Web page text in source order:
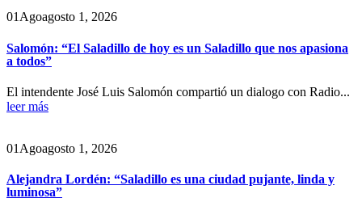
01Agoagosto 1, 2026
Salomón: “El Saladillo de hoy es un Saladillo que nos apasiona
a todos”
El intendente José Luis Salomón compartió un dialogo con Radio...
leer más
01 Agoagosto 1, 2026
Alejandra Lordén: “Saladillo es una ciudad pujante, linda y
luminosa”